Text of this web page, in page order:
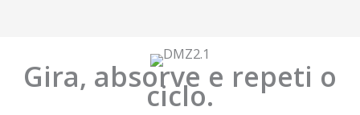
Gira, absorve e repeti o
ciclo.